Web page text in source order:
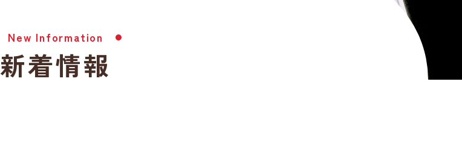
New Information
新着情報